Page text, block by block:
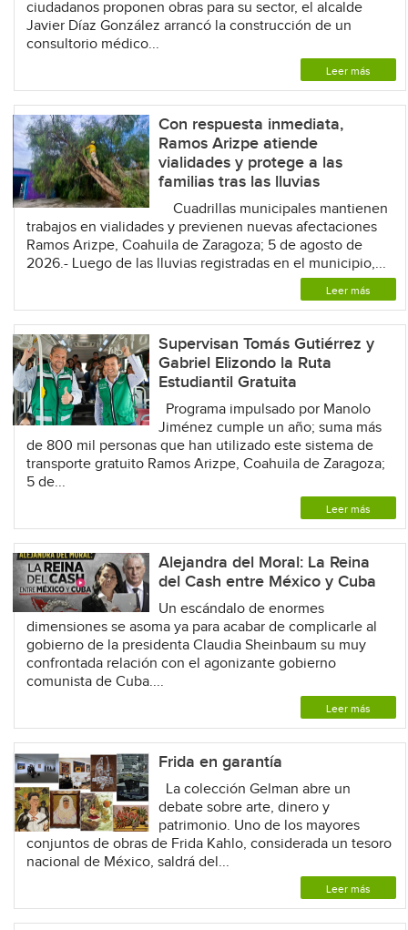
ciudadanos proponen obras para su sector, el alcalde
Javier Díaz González arrancó la construcción de un
consultorio médico...
Leer más
Con respuesta inmediata,
Ramos Arizpe atiende
vialidades y protege a las
familias tras las lluvias
Cuadrillas municipales mantienen
trabajos en vialidades y previenen nuevas afectaciones
Ramos Arizpe, Coahuila de Zaragoza; 5 de agosto de
2026.- Luego de las lluvias registradas en el municipio,...
Leer más
Supervisan Tomás Gutiérrez y
Gabriel Elizondo la Ruta
Estudiantil Gratuita
Programa impulsado por Manolo
Jiménez cumple un año; suma más
de 800 mil personas que han utilizado este sistema de
transporte gratuito Ramos Arizpe, Coahuila de Zaragoza;
5 de...
Leer más
Alejandra del Moral: La Reina
del Cash entre México y Cuba
Un escándalo de enormes
dimensiones se asoma ya para acabar de complicarle al
gobierno de la presidenta Claudia Sheinbaum su muy
confrontada relación con el agonizante gobierno
comunista de Cuba....
Leer más
Frida en garantía
La colección Gelman abre un
debate sobre arte, dinero y
patrimonio. Uno de los mayores
conjuntos de obras de Frida Kahlo, considerada un tesoro
nacional de México, saldrá del...
Leer más